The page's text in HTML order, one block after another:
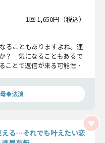
1回 1,650円（税込）
こともありますよね。連
？ 気になることもあるで
ことで返信が来る可能性
◆法演
える…それでも叶えたい恋